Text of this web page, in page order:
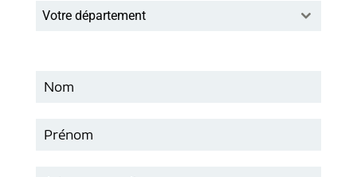
Votre département